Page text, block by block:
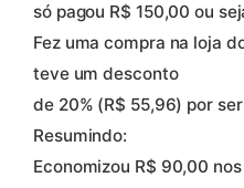
só pagou R$ 150,00 ou
Fez uma compra na loja
teve um desconto
de 20% (R$ 55,96) por
Resumindo:
Economizou R$ 90,00